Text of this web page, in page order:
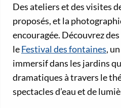
Des ateliers et des visites
proposés, et la
encouragée. Découvrez
leFestival des fontaines,
immersif dans les jardins
dramatiques à travers le
spectacles d’eau et de